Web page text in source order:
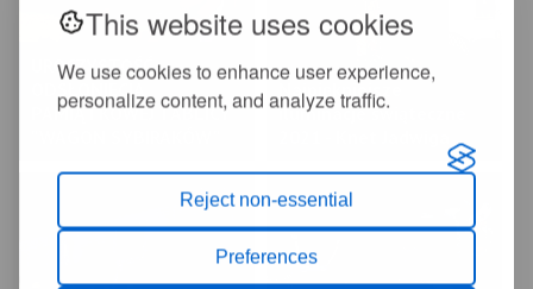
This website uses cookies
We use cookies to enhance user experience,
personalize content, and analyze traffic.
Reject non-essential
Preferences
UROCZYSTOŚĆ
ODSŁONIĘCIA
PAMIĄTKOWEJ TABLICY
Najpiękniejsze
iluminacje świąteczne